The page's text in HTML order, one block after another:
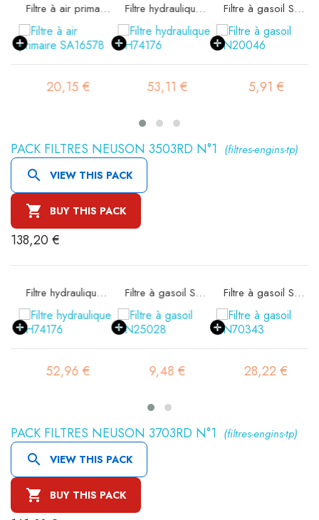
Filtre à air primaire SA16578
20,15 €
Filtre hydraulique SH74176
53,11 €
Filtre à gasoil SN20046
5,91 €
PACK FILTRES NEUSON 3503RD N°1 (filtres-engins-tp)
 VIEW THIS PACK
 BUY THIS PACK
138,20 €
Filtre hydraulique SH74176
52,96 €
Filtre à gasoil SN25028
9,48 €
Filtre à gasoil SN70343
28,22 €
PACK FILTRES NEUSON 3703RD N°1 (filtres-engins-tp)
 VIEW THIS PACK
 BUY THIS PACK